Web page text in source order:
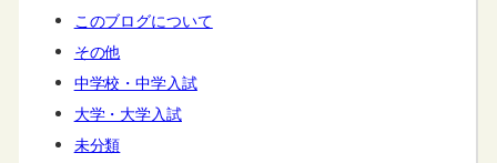
このブログについて
その他
中学校・中学入試
大学・大学入試
未分類